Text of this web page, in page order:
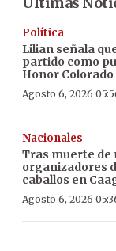
Política
Lilian señala
partido como
Honor Colorado
Agosto 6, 2026
Nacionales
Tras muerte de
organizadores
caballos en
Agosto 6, 2026